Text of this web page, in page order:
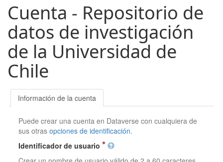
Cuenta - Repositorio de
datos de investigación
de la Universidad de
Chile
Información de la cuenta
Puede crear una cuenta en Dataverse con cualquiera de
sus otrasopciones de identificación.
Identificador de usuario